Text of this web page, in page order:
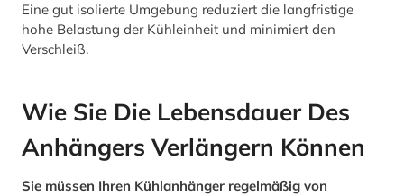
Eine gut isolierte Umgebung reduziert die langfristige
hohe Belastung der Kühleinheit und minimiert den
Verschleiß.
Wie Sie Die Lebensdauer Des
Anhängers Verlängern Können
Sie müssen Ihren Kühlanhänger regelmäßig von